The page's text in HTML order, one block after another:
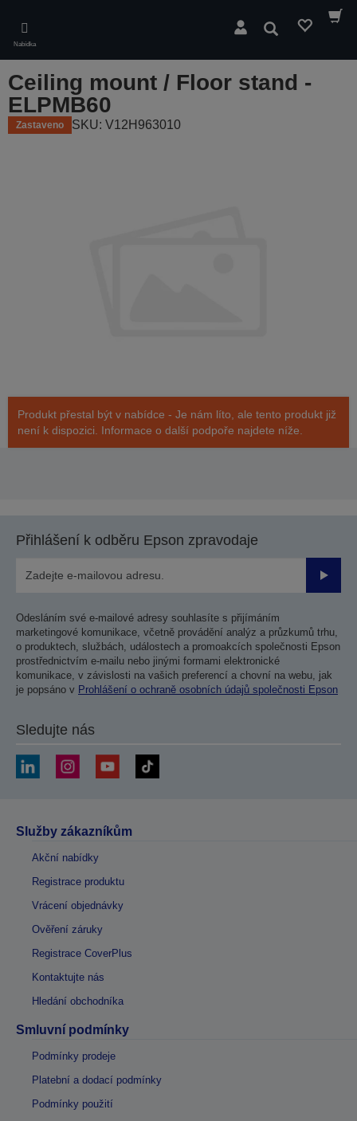
main
content
Nabídka
Hledat
Ceiling mount / Floor stand -
ELPMB60
Zastaveno SKU: V12H963010
Produkt přestal být v nabídce - Je nám líto, ale tento produkt již
není k dispozici. Informace o další podpoře najdete níže.
Přihlášení k odběru Epson zpravodaje
Odesláním své e-mailové adresy souhlasíte s přijímáním
marketingové komunikace, včetně provádění analýz a průzkumů trhu,
o produktech, službách, událostech a promoakcích společnosti Epson
prostřednictvím e-mailu nebo jinými formami elektronické
komunikace, v závislosti na vašich preferencí a chovní na webu, jak
je popsáno v Prohlášení o ochraně osobních údajů společnosti Epson
Sledujte nás
Služby zákazníkům
Akční nabídky
Registrace produktu
Vrácení objednávky
Ověření záruky
Registrace CoverPlus
Kontaktujte nás
Hledání obchodníka
Smluvní podmínky
Podmínky prodeje
Platební a dodací podmínky
Podmínky použití